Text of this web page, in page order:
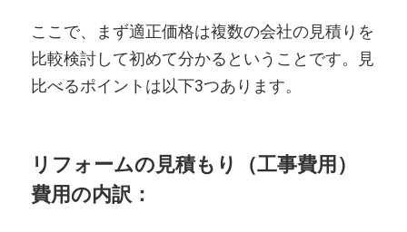
ここで、まず適正価格は複数の会社の見積りを
比較検討して初めて分かるということです。見
比べるポイントは以下3つあります。
リフォームの見積もり（工事費用）
費用の内訳：